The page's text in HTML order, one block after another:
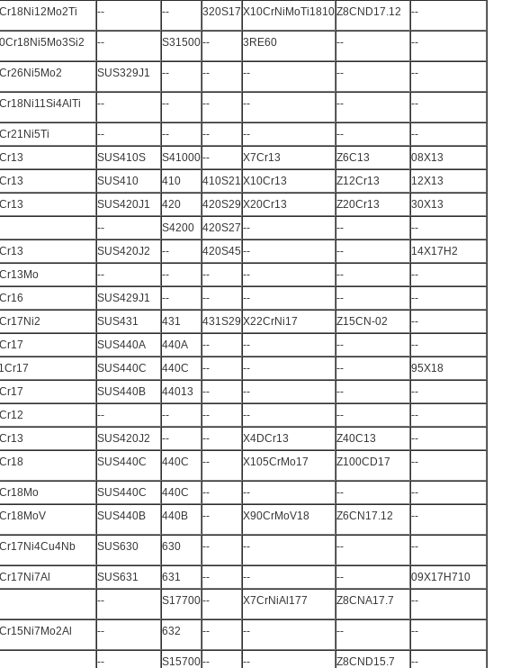
-- -- 320S17 X10CrNiMoTi1810Z8CND17.12 --
-- S31500-- 3RE60 -- --
SUS329J1 -- -- -- -- --
-- -- -- -- -- --
-- -- -- -- --
--
SUS410S S41000-- X7Cr13 Z6C13
08X13
SUS410 410 410S21 X10Cr13 Z12Cr13
12X13
SUS420J1 420 420S29 X20Cr13 Z20Cr13
30X13
-- S4200 420S27 -- --
--
SUS420J2 -- 420S45 -- --
14X17H2
-- -- -- -- --
--
SUS429J1 -- -- -- --
--
SUS431 431 431S29 X22CrNi17 Z15CN-02
--
SUS440A 440A -- -- --
--
SUS440C 440C -- -- --
95X18
SUS440B 44013 -- -- --
--
-- -- -- -- --
--
SUS420J2 -- -- X4DCr13 Z40C13
--
SUS440C 440C -- X105CrMo17 Z100CD17 --
SUS440C 440C -- -- --
--
SUS440B 440B -- X90CrMoV18 Z6CN17.12 --
SUS630 630 -- -- -- --
SUS631 631 -- -- --
09X17H710
-- S17700-- X7CrNiAl177 Z8CNA17.7 --
-- 632 -- -- -- --
-- S15700-- -- Z8CND15.7 --